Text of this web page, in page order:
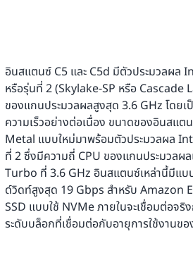
12xlarge, 24xlarge และ Metal ทำใ
Network Instructions (AVX-512
การทำงานทั่วไปของแมชชีนเลิร์นนิ่ง เ
ประสิทธิภาพในการอนุมานให้กับเวิร์กโ
โดยอัตโนมัติ
อินสแตนซ์ C5a มาพร้อมโปรเซสเซอร์
สูงสุดถึง 3.3 GHz ซึ่งสร้างขึ้นบนโหน
เพิ่มขึ้น อินสแตนซ์ C5a ให้ประสิทธิภาพ
ผสานรวมของการประมวลผลประสิทธิภ
อินสแตนซ์ C5 และ C5d มีตัวประมวลผล
หรือรุ่นที่ 2 (Skylake-SP หรือ
ของแกนประมวลผลสูงสุด 3.6 GHz โดย
ความเร็วอย่างต่อเนื่อง ขนาดของอินสแ
Metal แบบใหม่มาพร้อมตัวประมวลผล
ที่ 2 ซึ่งมีความถี่ CPU ของแกนประมวลผ
Turbo ที่ 3.6 GHz อินสแตนซ์เหล่านี้มีแ
ด์วิดท์สูงสุด 19 Gbps สำหรับ Amazon
SSD แบบใช้ NVMe ภายในจะเชื่อมต่อจ
ระดับบล็อกที่เชื่อมต่อกับอายุการใช้งานข